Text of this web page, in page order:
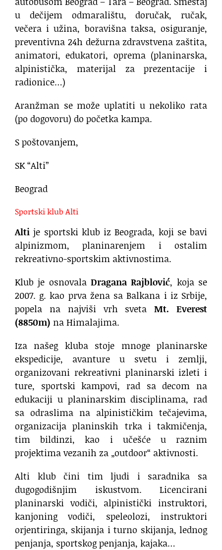
u dečijem odmaralištu, doručak, ručak,
večera i užina, boravišna taksa, osiguranje,
preventivna 24h dežurna zdravstvena zaštita,
animatori, edukatori, oprema (planinarska,
alpinistička, materijal za prezentacije i
radionice…)
Aranžman se može uplatiti u nekoliko rata
(po dogovoru) do početka kampa.
S poštovanjem,
SK “Alti”
Beograd
Sportski klub Alti
Alti je sportski klub iz Beograda, koji se bavi
alpinizmom, planinarenjem i ostalim
rekreativno-sportskim aktivnostima.
Klub je osnovala Dragana Rajblović, koja se
2007. g. kao prva žena sa Balkana i iz Srbije,
popela na najviši vrh svetaMt. Everest
(8850m) na Himalajima.
Iza našeg kluba stoje mnoge planinarske
ekspedicije, avanture u svetu i zemlji,
organizovani rekreativni planinarski izleti i
ture, sportski kampovi, rad sa decom na
edukaciji u planinarskim disciplinama, rad
sa odraslima na alpinističkim tečajevima,
organizacija planinskih trka i takmičenja,
tim bildinzi, kao i učešće u raznim
projektima vezanih za „outdoor“ aktivnosti.
Alti klub čini tim ljudi i saradnika sa
dugogodišnjim iskustvom. Licencirani
planinarski vodiči, alpinistički instruktori,
kanjoning vodiči, speleolozi, instruktori
orjentiringa, skijanja i turno skijanja, lednog
penjanja, sportskog penjanja, kajaka…